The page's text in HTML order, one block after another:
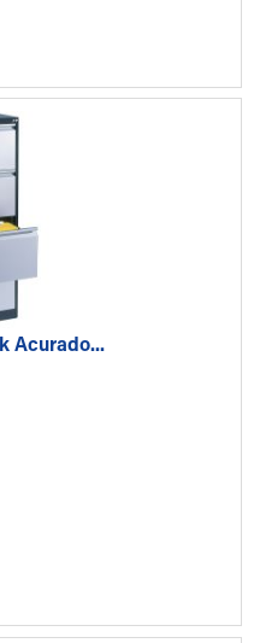
Acurado...